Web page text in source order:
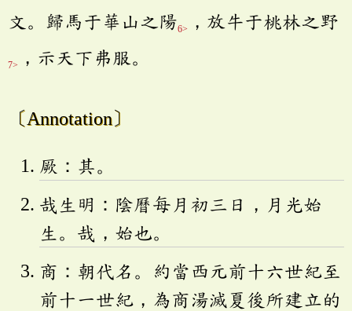
文。歸馬于華山之陽6> ，放牛于桃林之野
7> ，示天下弗服。
〔Annotation〕
厥：其。
哉生明：陰曆每月初三日，月光始
生。哉，始也。
商：朝代名。約當西元前十六世紀至
前十一世紀，為商湯滅夏後所建立的